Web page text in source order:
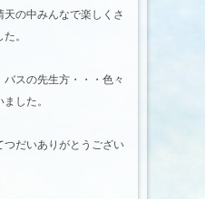
の中みんなで楽しくさ
。
スの先生方・・・色々
した。
だいありがとうござい